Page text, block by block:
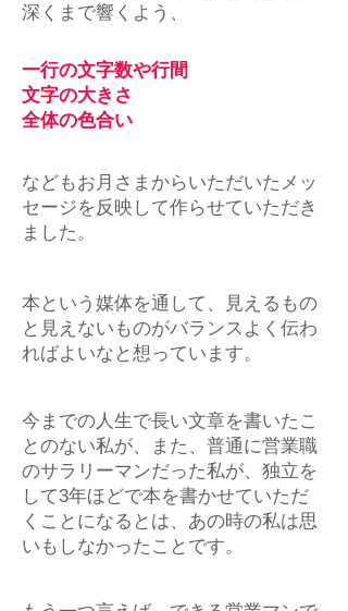
深くまで響くよう、
一行の文字数や行間
文字の大きさ
全体の色合い
などもお月さまからいただいたメッ
セージを反映して作らせていただき
ました。
本という媒体を通して、見えるもの
と見えないものがバランスよく伝わ
ればよいなと想っています。
今までの人生で長い文章を書いたこ
とのない私が、また、普通に営業職
のサラリーマンだった私が、独立を
して3年ほどで本を書かせていただ
くことになるとは、あの時の私は思
いもしなかったことです。